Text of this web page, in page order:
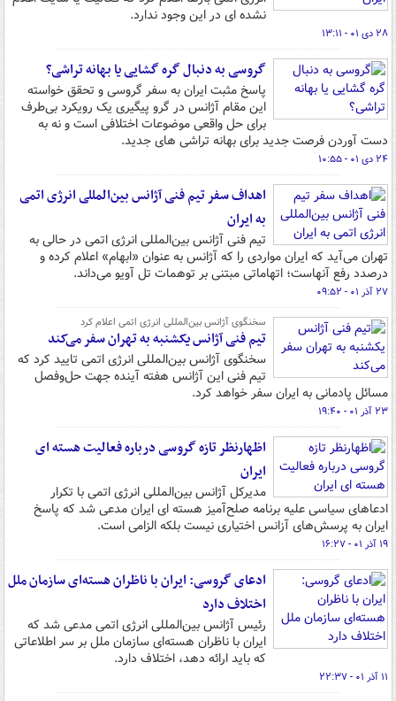
نشده ای در این وجود ندارد.
۲۸ دی ۰۱ - ۱۳:۱۱
گروسی به دنبال گره گشایی یا بهانه تراشی؟
پاسخ مثبت ایران به سفر گروسی و تحقق خواسته
این مقام آژانس در گرو پیگیری یک رویکرد بی‌طرف
برای حل واقعی موضوعات اختلافی است و نه به
دست آوردن فرصت جدید برای بهانه تراشی های جدید.
۲۴ دی ۰۱ - ۱۰:۵۵
اهداف سفر تیم فنی آژانس بین‌المللی انرژی اتمی
به ایران
تیم فنی آژانس بین‌المللی انرژی اتمی در حالی به
تهران می‌آید که ایران مواردی را که آژانس به عنوان «ابهام» اعلام کرده و
درصدد رفع آنهاست؛ اتهاماتی مبتنی بر توهمات تل آویو می‌داند.
۲۷ آذر ۰۱ - ۰۹:۵۲
سخنگوی آژانس بین‌المللی انرژی اتمی اعلام کرد
تیم فنی آژانس یکشنبه به تهران سفر می‌کند
سخنگوی آژانس بین‌المللی انرژی اتمی تایید کرد که
تیم فنی این آژانس هفته آینده جهت حل‌وفصل
مسائل پادمانی به ایران سفر خواهد کرد.
۲۳ آذر ۰۱ - ۱۹:۴۰
اظهارنظر تازه گروسی درباره فعالیت هسته ای
ایران
مدیرکل آژانس بین‌المللی انرژی اتمی با تکرار
ادعاهای سیاسی علیه برنامه صلح‌آمیز هسته ای ایران مدعی شد که پاسخ‌
ایران به پرسش‌های آزانس اختیاری نیست بلکه الزامی است.
۱۹ آذر ۰۱ - ۱۶:۲۷
ادعای گروسی: ایران با ناظران هسته‌ای سازمان ملل
اختلاف دارد
رئیس آژانس بین‌المللی انرژی اتمی مدعی شد که
ایران با ناظران هسته‌ای سازمان ملل بر سر اطلاعاتی
که باید ارائه دهد، اختلاف دارد.
۱۱ آذر ۰۱ - ۲۲:۳۷